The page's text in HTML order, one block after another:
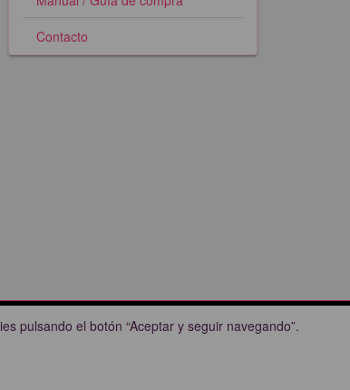
pulsando el botón “Aceptar y seguir navegando”.
Contacto